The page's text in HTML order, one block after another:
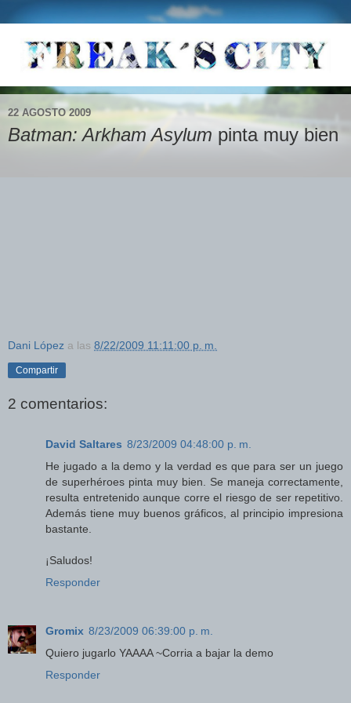
22 AGOSTO 2009
Batman: Arkham Asylum pinta muy bien
Dani López a las 8/22/2009 11:11:00 p. m.
Compartir
2 comentarios:
David Saltares 8/23/2009 04:48:00 p. m.
He jugado a la demo y la verdad es que para ser un juego
de superhéroes pinta muy bien. Se maneja correctamente,
resulta entretenido aunque corre el riesgo de ser repetitivo.
Además tiene muy buenos gráficos, al principio impresiona
bastante.
¡Saludos!
Responder
Gromix 8/23/2009 06:39:00 p. m.
Quiero jugarlo YAAAA ~Corria a bajar la demo
Responder